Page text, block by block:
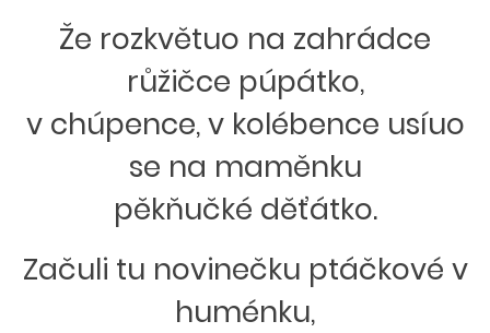
Že rozkvětuo na zahrádce
růžičce púpátko,
v chúpence, v kolébence usíuo
se na maměnku
pěkňučké děťátko.
Začuli tu novinečku ptáčkové v
huménku,